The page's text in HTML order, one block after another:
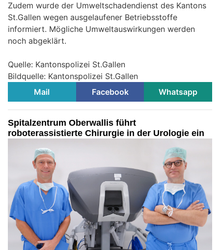
Zudem wurde der Umweltschadendienst des Kantons
St.Gallen wegen ausgelaufener Betriebsstoffe
informiert. Mögliche Umweltauswirkungen werden
noch abgeklärt.
Quelle: Kantonspolizei St.Gallen
Bildquelle: Kantonspolizei St.Gallen
Mail
Facebook Whatsapp
Spitalzentrum Oberwallis führt
roboterassistierte Chirurgie in der Urologie ein